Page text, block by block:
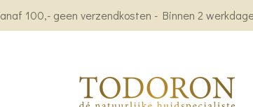
100,- geen verzendkosten - Binnen 2